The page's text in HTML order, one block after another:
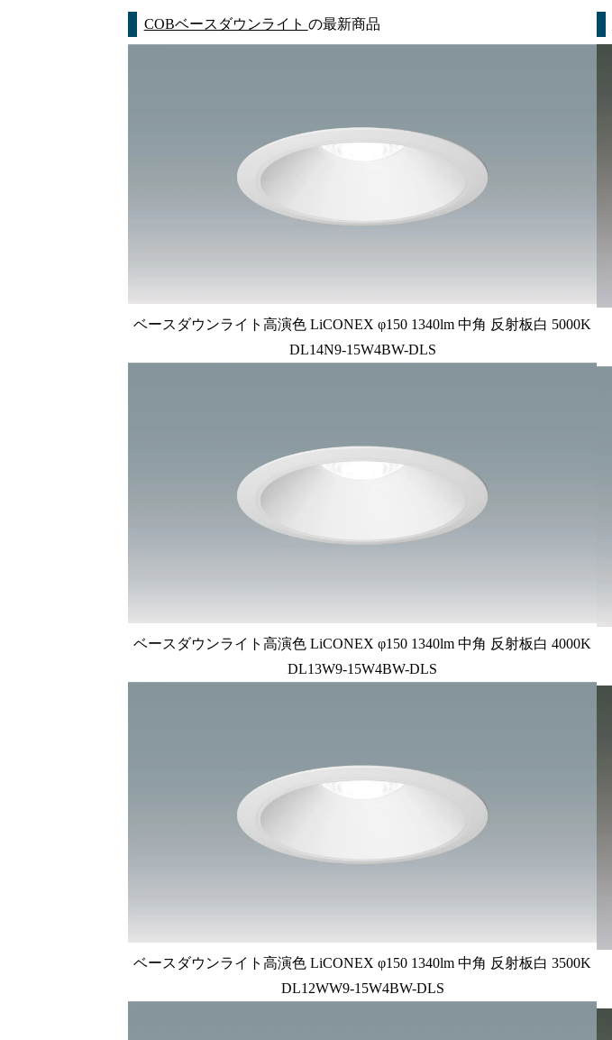
COBベースダウンライト の最新商品
ベースダウンライト高演色 LiCONEX φ150 1340lm 中角 反射板白 5000K
DL14N9-15W4BW-DLS
ベースダウンライト高演色 LiCONEX φ150 1340lm 中角 反射板白 4000K
DL13W9-15W4BW-DLS
ベースダウンライト高演色 LiCONEX φ150 1340lm 中角 反射板白 3500K
DL12WW9-15W4BW-DLS